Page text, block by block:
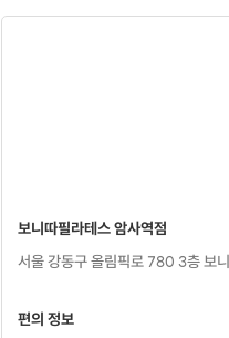
보니따필라테스 암사역점
서울 강동구 올림픽로 780 3층 보
편의 정보